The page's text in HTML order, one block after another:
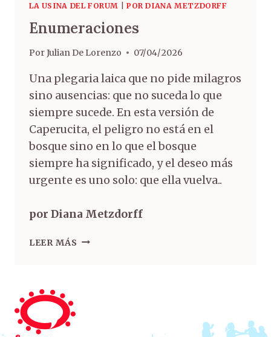
LA USINA DEL FORUM POR DIANA METZDORFF
Enumeraciones
PorJulian De Lorenzo 07/04/2026
Una plegaria laica que no pide milagros
sino ausencias: que no suceda lo que
siempre sucede. En esta versión de
Caperucita, el peligro no está en el
bosque sino en lo que el bosque
siempre ha significado, y el deseo más
urgente es uno solo: que ella vuelva..
por Diana Metzdorff
LEER MÁS